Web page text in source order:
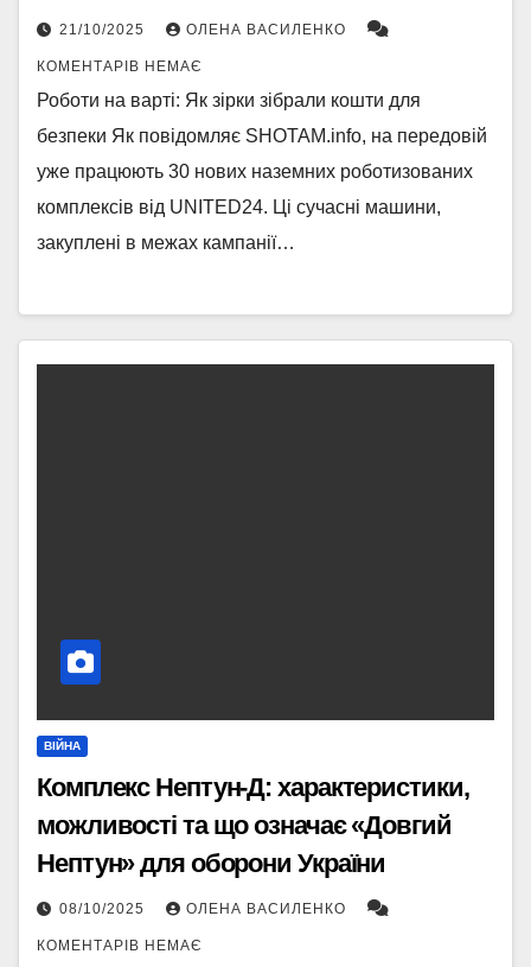
21/10/2025 ОЛЕНА ВАСИЛЕНКО
КОМЕНТАРІВ НЕМАЄ
Роботи на варті: Як зірки зібрали кошти для
безпеки Як повідомляє SHOTAM.info, на передовій
уже працюють 30 нових наземних роботизованих
комплексів від UNITED24. Ці сучасні машини,
закуплені в межах кампанії…
ВІЙНА
Комплекс Нептун‑Д: характеристики,
можливості та що означає «Довгий
Нептун» для оборони України
08/10/2025 ОЛЕНА ВАСИЛЕНКО
КОМЕНТАРІВ НЕМАЄ